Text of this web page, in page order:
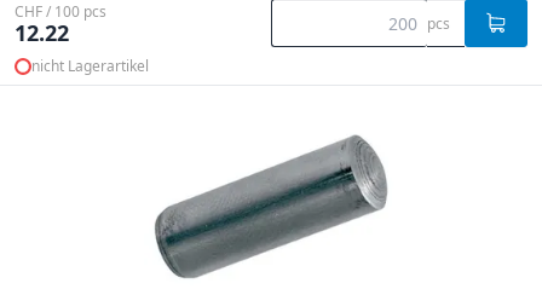
CHF / 100 pcs
12.22 pcs
nicht Lagerartikel